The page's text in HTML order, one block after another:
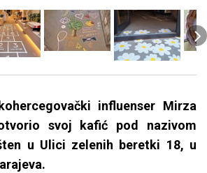
influenser Mirza
svoj kafić pod nazivom
u Ulici zelenih beretki 18, u